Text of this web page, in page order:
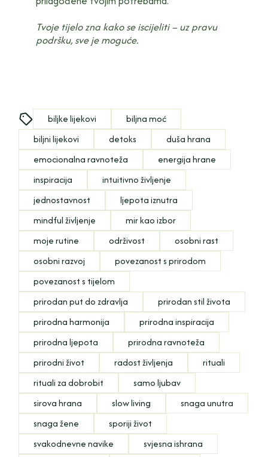
Tvoje tijelo zna kako se iscijeliti – uz pravu
podršku, sve je moguće.
biljke lijekovi
biljna moć
biljni lijekovi
detoks
duša hrana
emocionalna ravnoteža
energija hrane
inspiracija
intuitivno življenje
jednostavnost
ljepota iznutra
mindful življenje
mir kao izbor
moje rutine
održivost
osobni rast
osobni razvoj
povezanost s prirodom
povezanost s tijelom
prirodan put do zdravlja
prirodan stil života
prirodna harmonija
prirodna inspiracija
prirodna ljepota
prirodna ravnoteža
prirodni život
radost življenja
rituali
rituali za dobrobit
samo ljubav
sirova hrana
slow living
snaga unutra
snaga žene
sporiji život
svakodnevne navike
svjesna ishrana